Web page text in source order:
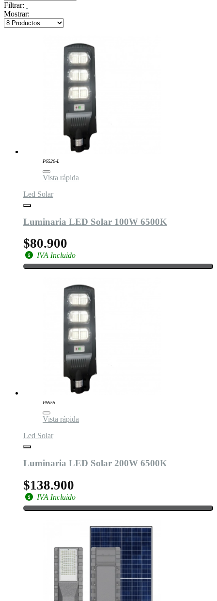
Filtrar:
Mostrar:
P6520-L
Vista rápida
Led Solar
Luminaria LED Solar 100W 6500K
$80.900
IVA Incluido
P6955
Vista rápida
Led Solar
Luminaria LED Solar 200W 6500K
$138.900
IVA Incluido